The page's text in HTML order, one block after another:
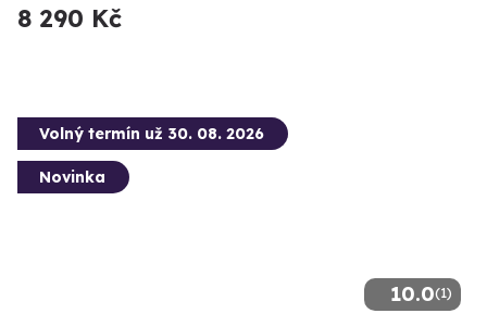
8 290 Kč
10.0(1)
Volný termín už 30. 08. 2026
Novinka